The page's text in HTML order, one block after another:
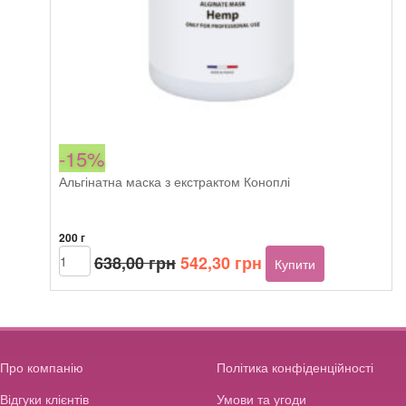
-15%
Альгінатна маска з екстрактом Коноплі
200 г
638,00грн Оригінальна
ціна:
542,30 грнПоточна
ціна:
Beautyhall
ALGO
translucent
off
Hemp
Купити
Про компанію
Відгуки клієнтів
Політика конфіденційності
Умови та угоди